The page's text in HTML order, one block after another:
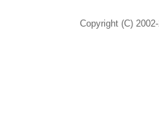
Copyright (C)